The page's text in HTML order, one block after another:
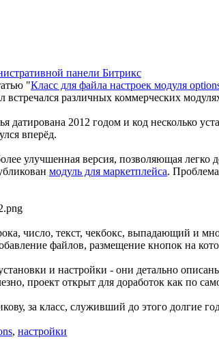
панели Битрикс
"Класс для файла настроек модуля
различных коммерческих
датирована 2012 годом и код несколько
вперёд.
улучшенная версия, позволяющая
модуль для маркетплейса.
число, текст, чекбокс, выпадающий и
файлов, размещение кнопок на
и настройки - они детально
проект открыт для доработок как по
за класс, служивший до этого долгие
, настройки